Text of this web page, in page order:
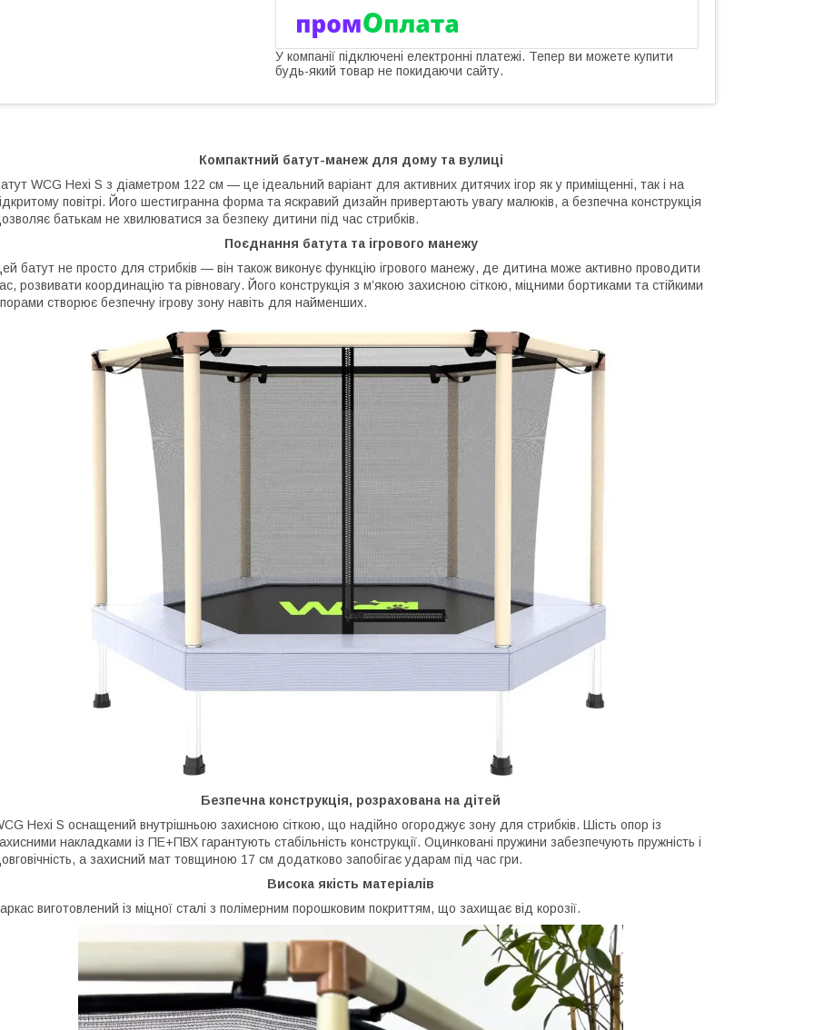
У компанії підключені електронні платежі. Тепер ви можете купити
будь-який товар не покидаючи сайту.
Компактний батут-манеж для дому та вулиці
WCG Hexi S з діаметром 122 см — це ідеальний варіант для активних дитячих ігор як у приміщенні, так і на
повітрі. Його шестигранна форма та яскравий дизайн привертають увагу малюків, а безпечна конструкція
батькам не хвилюватися за безпеку дитини під час стрибків.
Поєднання батута та ігрового манежу
батут не просто для стрибків — він також виконує функцію ігрового манежу, де дитина може активно проводити
розвивати координацію та рівновагу. Його конструкція з м’якою захисною сіткою, міцними бортиками та стійкими
створює безпечну ігрову зону навіть для найменших.
Безпечна конструкція, розрахована на дітей
Hexi S оснащений внутрішньою захисною сіткою, що надійно огороджує зону для стрибків. Шість опор із
накладками із ПЕ+ПВХ гарантують стабільність конструкції. Оцинковані пружини забезпечують пружність і
а захисний мат товщиною 17 см додатково запобігає ударам під час гри.
Висока якість матеріалів
виготовлений із міцної сталі з полімерним порошковим покриттям, що захищає від корозії.